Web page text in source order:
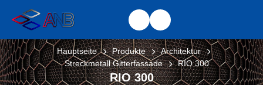
RIO 300
Hauptseite Produkte
Architektur
Streckmetall Gitterfassade
RIO 300